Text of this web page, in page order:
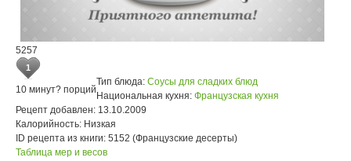
5257
1
10 минут? порций
Тип блюда: Соусы для сладких блюд
Национальная кухня: Французская кухня
Рецепт добавлен: 13.10.2009
Калорийность: Низкая
ID рецепта из книги: 5152 (Французские десерты)
Таблица мер и весов